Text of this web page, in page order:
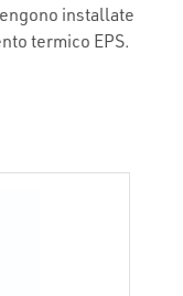
installate
termico EPS.